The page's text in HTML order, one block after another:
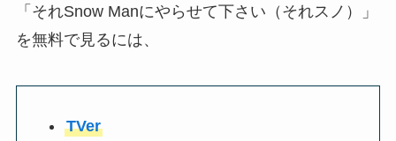
「それSnow Manにやらせて下さい（それスノ）」
を無料で見るには、
TVer